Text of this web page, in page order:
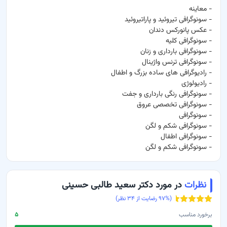
- معاینه
- سونوگرافی تیروئید و پاراتیروئید
- عکس پانورکس دندان
- سونوگرافی کلیه
- سونوگرافی بارداری و زنان
- سونوگرافی ترنس واژینال
- رادیوگرافی های ساده بزرگ و اطفال
- رادیولوژی
- سونوگرافی رنگی بارداری و جفت
- سونوگرافی تخصصی عروق
- سونوگرافی
- سونوگرافی شکم و لگن
- سونوگرافی اطفال
- سونوگرافی شکم و لگن
نظرات در مورد دکتر سعید طالبی حسینی
( ۹۷% رضایت از ۳۴نظر)
برخورد مناسب
۵